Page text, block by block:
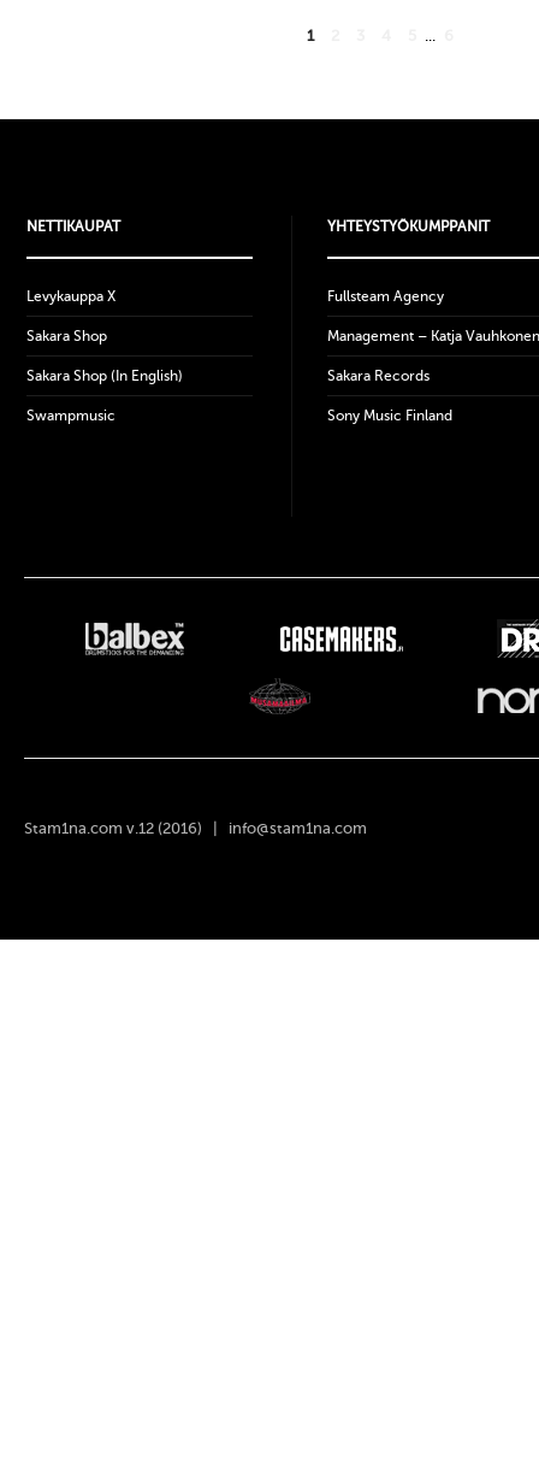
1 ...
NETTIKAUPAT
Levykauppa X
Sakara Shop
Sakara Shop (In English)
Swampmusic
YHTEYSTYÖKUMPPANIT
Fullsteam Agency
Management – Katja Vauhkonen
Sakara Records
Sony Music Finland
Stam1na.com v.12 (2016) | info@stam1na.com